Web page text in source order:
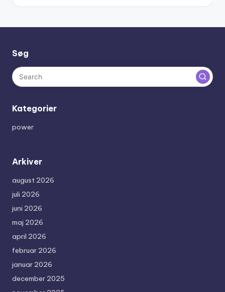
Søg
Kategorier
power
Arkiver
august 2026
juli 2026
juni 2026
maj 2026
april 2026
februar 2026
januar 2026
december 2025